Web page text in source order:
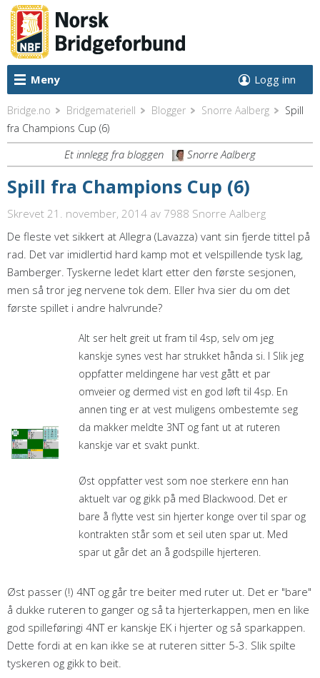
Meny Logg inn
Bridge.no Bridgemateriell Blogger Snorre Aalberg
Spill
fra Champions Cup (6)
Et innlegg fra bloggen Snorre Aalberg
Spill fra Champions Cup (6)
Skrevet 21. november, 2014 av 7988 Snorre Aalberg
De fleste vet sikkert at Allegra (Lavazza) vant sin fjerde tittel på
rad. Det var imidlertid hard kamp mot et velspillende tysk lag,
Bamberger. Tyskerne ledet klart etter den første sesjonen,
men så tror jeg nervene tok dem. Eller hva sier du om det
første spillet i andre halvrunde?
Alt ser helt greit ut fram til 4sp, selv om jeg
kanskje synes vest har strukket hånda si. I Slik jeg
oppfatter meldingene har vest gått et par
omveier og dermed vist en god løft til 4sp. En
annen ting er at vest muligens ombestemte seg
da makker meldte 3NT og fant ut at ruteren
kanskje var et svakt punkt.
Øst oppfatter vest som noe sterkere enn han
aktuelt var og gikk på med Blackwood. Det er
bare å flytte vest sin hjerter konge over til spar og
kontrakten står som et seil uten spar ut. Med
spar ut går det an å godspille hjerteren.
Øst passer (!) 4NT og går tre beiter med ruter ut. Det er "bare"
å dukke ruteren to ganger og så ta hjerterkappen, men en like
god spilleføringi 4NT er kanskje EK i hjerter og så sparkappen.
Dette fordi at en kan ikke se at ruteren sitter 5-3. Slik spilte
tyskeren og gikk to beit.